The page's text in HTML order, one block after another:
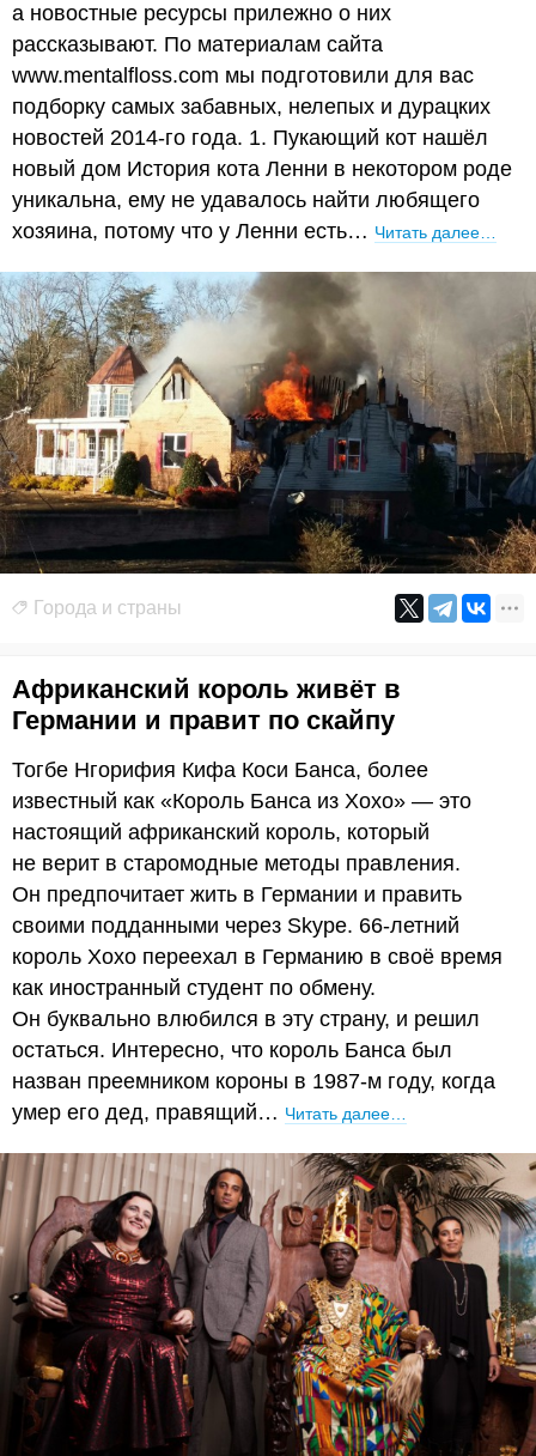
а новостные ресурсы прилежно о них
рассказывают. По материалам сайта
www.mentalfloss.com мы подготовили для вас
подборку самых забавных, нелепых и дурацких
новостей 2014-го года. 1. Пукающий кот нашёл
новый дом История кота Ленни в некотором роде
уникальна, ему не удавалось найти любящего
хозяина, потому что у Ленни есть… Читать далее…
Города и страны
Африканский король живёт в
Германии и правит по скайпу
Тогбе Нгорифия Кифа Коси Банса, более
известный как «Король Банса из Хохо» — это
настоящий африканский король, который
не верит в старомодные методы правления.
Он предпочитает жить в Германии и править
своими подданными через Skype. 66-летний
король Хохо переехал в Германию в своё время
как иностранный студент по обмену.
Он буквально влюбился в эту страну, и решил
остаться. Интересно, что король Банса был
назван преемником короны в 1987-м году, когда
умер его дед, правящий… Читать далее…